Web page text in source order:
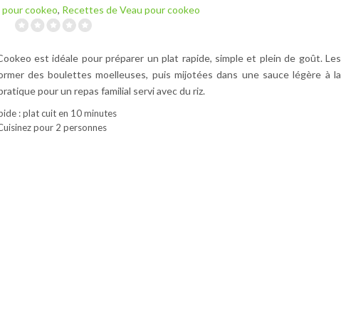
cookeo, Recettes de Veau pour cookeo
est idéale pour préparer un plat rapide, simple et plein de goût. Les
des boulettes moelleuses, puis mijotées dans une sauce légère à la
pour un repas familial servi avec du riz.
: plat cuit en 10 minutes
pour 2 personnes